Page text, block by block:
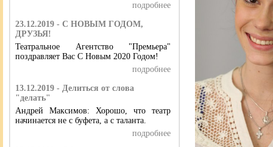
подробнее
23.12.2019 - С НОВЫМ ГОДОМ,
ДРУЗЬЯ!
Театральное Агентство "Премьера"
поздравляет Вас С Новым 2020 Годом!
подробнее
13.12.2019 - Делиться от слова
"делать"
Андрей Максимов: Хорошо, что театр
начинается не с буфета, а с таланта.
подробнее